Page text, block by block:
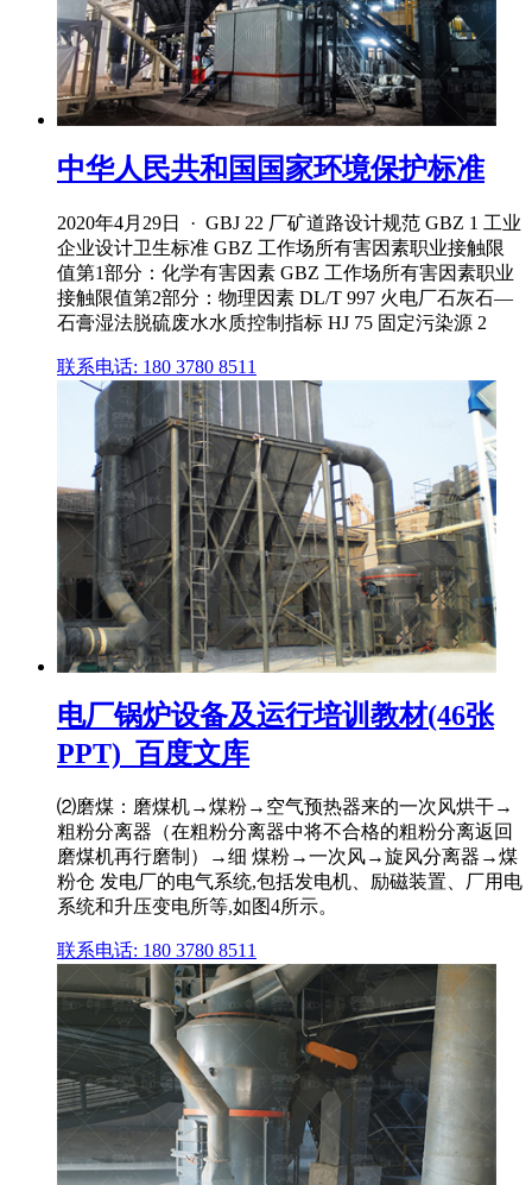
中华人民共和国国家环境保护标准
2020年4月29日 · GBJ 22 厂矿道路设计规范 GBZ 1 工业
企业设计卫生标准 GBZ 工作场所有害因素职业接触限
值第1部分：化学有害因素 GBZ 工作场所有害因素职业
接触限值第2部分：物理因素 DL/T 997 火电厂石灰石—
石膏湿法脱硫废水水质控制指标 HJ 75 固定污染源 2
联系电话: 180 3780 8511
电厂锅炉设备及运行培训教材(46张
PPT)_百度文库
⑵磨煤：磨煤机→煤粉→空气预热器来的一次风烘干→
粗粉分离器（在粗粉分离器中将不合格的粗粉分离返回
磨煤机再行磨制）→细 煤粉→一次风→旋风分离器→煤
粉仓 发电厂的电气系统,包括发电机、励磁装置、厂用电
系统和升压变电所等,如图4所示。
联系电话: 180 3780 8511